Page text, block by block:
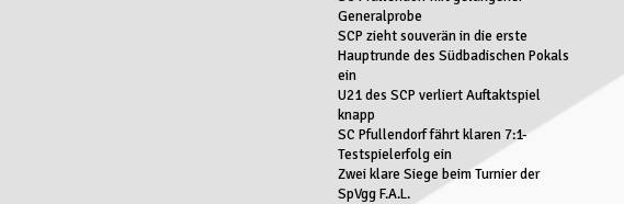
Generalprobe
SCP zieht souverän in die erste
Hauptrunde des Südbadischen Pokals
ein
U21 des SCP verliert Auftaktspiel
knapp
SC Pfullendorf fährt klaren 7:1-
Testspielerfolg ein
Zwei klare Siege beim Turnier der
SpVgg F.A.L.